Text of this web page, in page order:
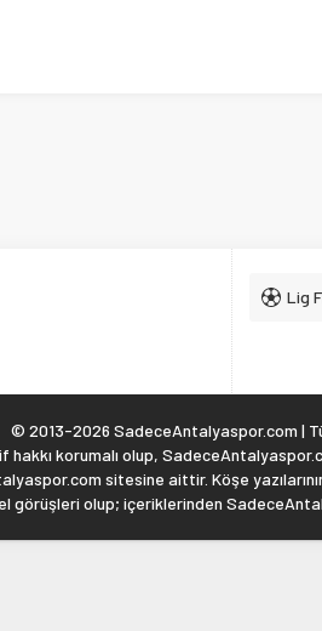
Lig
© 2013-2026 SadeceAntalyaspor.com |
korumalı olup,
sitesine aittir. Köşe
görüşleri olup; içeriklerinden